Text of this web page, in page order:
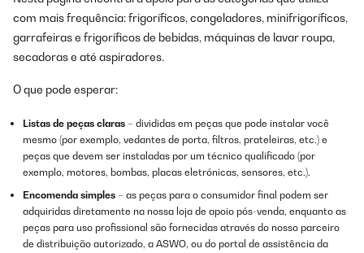
com mais frequência: frigoríficos, congeladores, minifrigoríficos,
garrafeiras e frigoríficos de bebidas, máquinas de lavar roupa,
secadoras e até aspiradores.
O que pode esperar:
Listas de peças claras – divididas em peças que pode instalar você
mesmo (por exemplo, vedantes de porta, filtros, prateleiras, etc.) e
peças que devem ser instaladas por um técnico qualificado (por
exemplo, motores, bombas, placas eletrónicas, sensores, etc.).
Encomenda simples – as peças para o consumidor final podem ser
adquiridas diretamente na nossa loja de apoio pós-venda, enquanto as
peças para uso profissional são fornecidas através do nosso parceiro
de distribuição autorizado, a ASWO, ou do portal de assistência da